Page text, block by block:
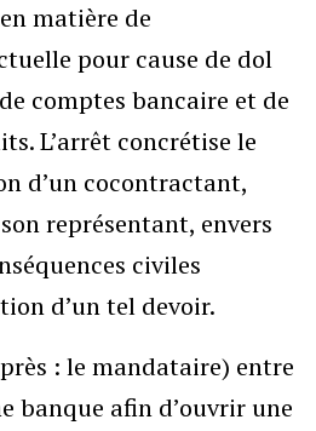
en matière de
pour cause de dol
comptes bancaire et de
L’arrêt concrétise le
d’un cocontractant,
représentant, envers
civiles
d’un tel devoir.
: le mandataire) entre
banque afin d’ouvrir une